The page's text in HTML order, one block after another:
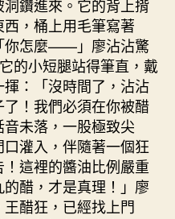
鑽進來。它的背上揹
，桶上用毛筆寫著
你怎麼——」廖沾沾驚
的小短腿站得筆直，戴
：「沒時間了，沾沾
！我們必須在你被醋
未落，一股極致尖
灌入，伴隨著一個狂
這裡的醬油比例嚴重
醋，才是真理！」廖
醋狂，已經找上門